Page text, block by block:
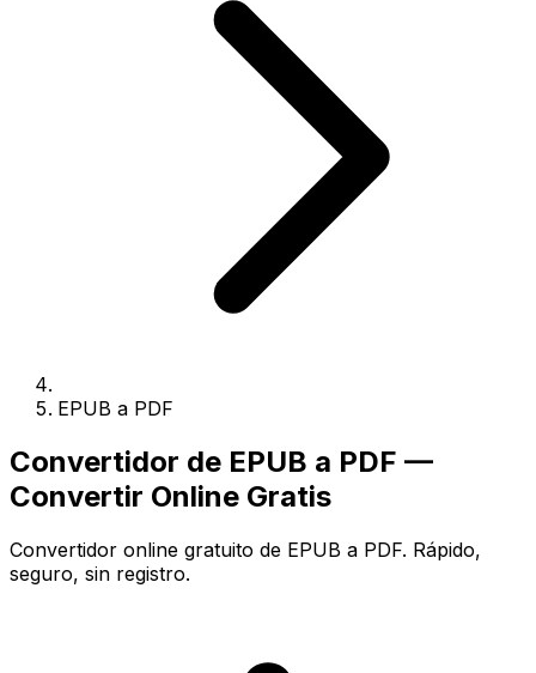
EPUB a PDF
Convertidor de EPUB a PDF —
Convertir Online Gratis
Convertidor online gratuito de EPUB a PDF. Rápido,
seguro, sin registro.